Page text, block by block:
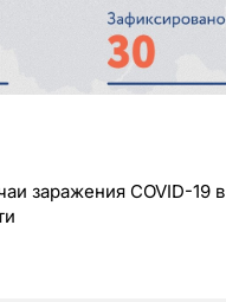
заражения COVID-19 в